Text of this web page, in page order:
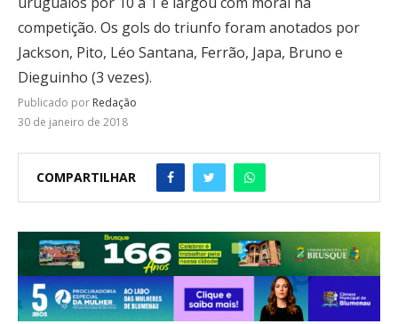
competição. Os gols do triunfo foram anotados por
Jackson, Pito, Léo Santana, Ferrão, Japa, Bruno e
Dieguinho (3 vezes).
Publicado por Redação
30 de janeiro de 2018
COMPARTILHAR